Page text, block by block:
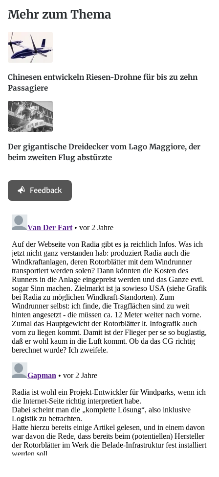
Mehr zum Thema
Chinesen entwickeln Riesen-Drohne für bis zu zehn
Passagiere
Der gigantische Dreidecker vom Lago Maggiore, der
beim zweiten Flug abstürzte
Feedback